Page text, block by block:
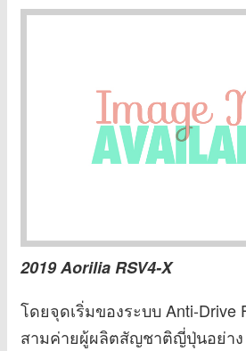
2019 Aorilia RSV4-X
โดยจุดเริ่มของระบบ Anti-Drive
สามค่ายผู้ผลิตสัญชาติญี่ปุ่นอย่าง